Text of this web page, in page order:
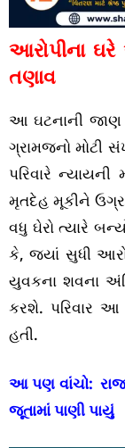
આરોપીના
તણાવ
આ ઘટનાની જાણ
ગ્રામજનો મોટી
પરિવારે
મૃતદેહ મૂકીને ઉગ્ર
વધુ ઘેરો ત્યારે
કે, જ્યાં સુધી
યુવકના શવના
કરશે. પરિવાર આ
હતી.
આ પણ વાંચો:
જૂતામાં પાણી પાયું